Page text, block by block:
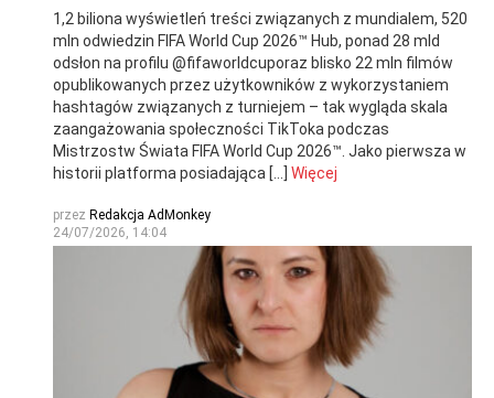
1,2 biliona wyświetleń treści związanych z mundialem, 520
mln odwiedzin FIFA World Cup 2026™ Hub, ponad 28 mld
odsłon na profilu @fifaworldcuporaz blisko 22 mln filmów
opublikowanych przez użytkowników z wykorzystaniem
hashtagów związanych z turniejem – tak wygląda skala
zaangażowania społeczności TikToka podczas
Mistrzostw Świata FIFA World Cup 2026™. Jako pierwsza w
historii platforma posiadająca […] Więcej
przez Redakcja AdMonkey
24/07/2026, 14:04